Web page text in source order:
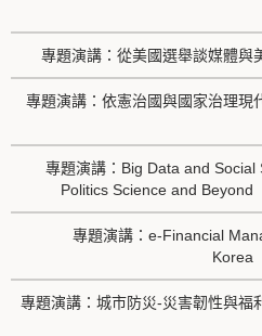
專題演講：從美國選舉談媒體與
專題演講：依憲治國與國家治理現
專題演講：Big Data and Social
Politics Science and Beyond
專題演講：e-Financial
Korea
專題演講：城市防災-災害韌性與福